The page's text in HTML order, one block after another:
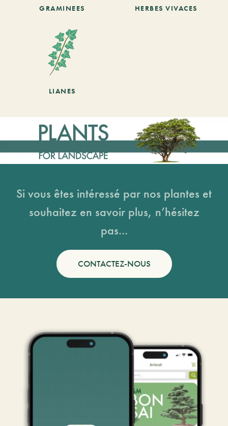
GRAMINEES HERBES VIVACES
LIANES
Si vous êtes intéressé par nos plantes et
souhaitez en savoir plus, n’hésitez
pas...
CONTACTEZ-NOUS